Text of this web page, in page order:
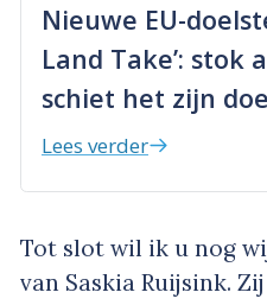
Nieuwe EU-
Land Take’: stok
schiet het zijn
Lees verder
Tot slot wil ik u nog
van Saskia Ruijsink.